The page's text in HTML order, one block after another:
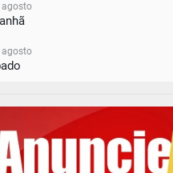
agosto
agosto
agosto
Feira